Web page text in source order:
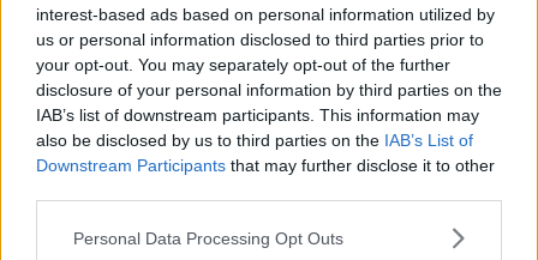
interest-based ads based on personal information utilized by
us or personal information disclosed to third parties prior to
your opt-out. You may separately opt-out of the further
disclosure of your personal information by third parties on the
IAB’s list of downstream participants. This information may
also be disclosed by us to third parties on the IAB’s List of
Downstream Participants that may further disclose it to other
Please note that this website/app uses one or more Google
Personal Data Processing Opt Outs
Kia utmanar i kombiklassen – blir omkörd
av ”gamlingen”
Nykomlingen fälls av en besvärande nackdel.